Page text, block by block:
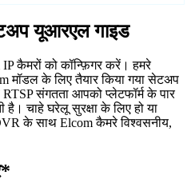
यूआरएल गाइड
कैमरों को कॉन्फ़िगर करें। हमरे
मॉडल के लिए तैयार किया गया सेटअप
संगतता आपको प्लेटफॉर्म के पार
चाहे घरेलू सुरक्षा के लिए हो या
के साथ Elcom कैमरे विश्वसनीय,